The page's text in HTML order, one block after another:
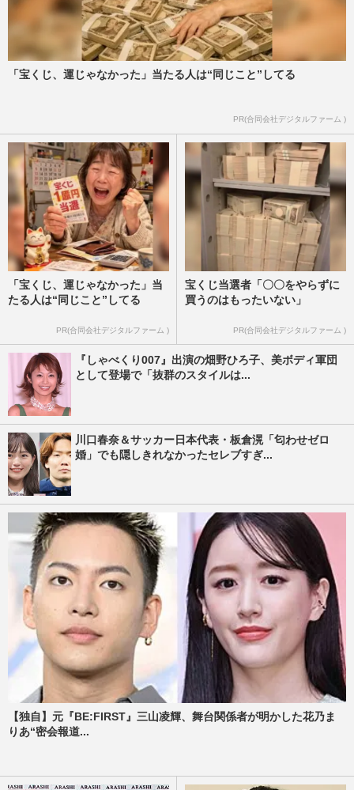
「宝くじ、運じゃなかった」当たる人は“同じこと”してる
PR(合同会社デジタルファーム )
「宝くじ、運じゃなかった」当
たる人は“同じこと”してる
PR(合同会社デジタルファーム )
宝くじ当選者「〇〇をやらずに
買うのはもったいない」
PR(合同会社デジタルファーム )
『しゃべくり007』出演の畑野ひろ子、美ボディ軍団
として登場で「抜群のスタイルは...
川口春奈＆サッカー日本代表・板倉滉「匂わせゼロ
婚」でも隠しきれなかったセレブすぎ...
【独自】元『BE:FIRST』三山凌輝、舞台関係者が明かした花乃ま
りあ“密会報道...